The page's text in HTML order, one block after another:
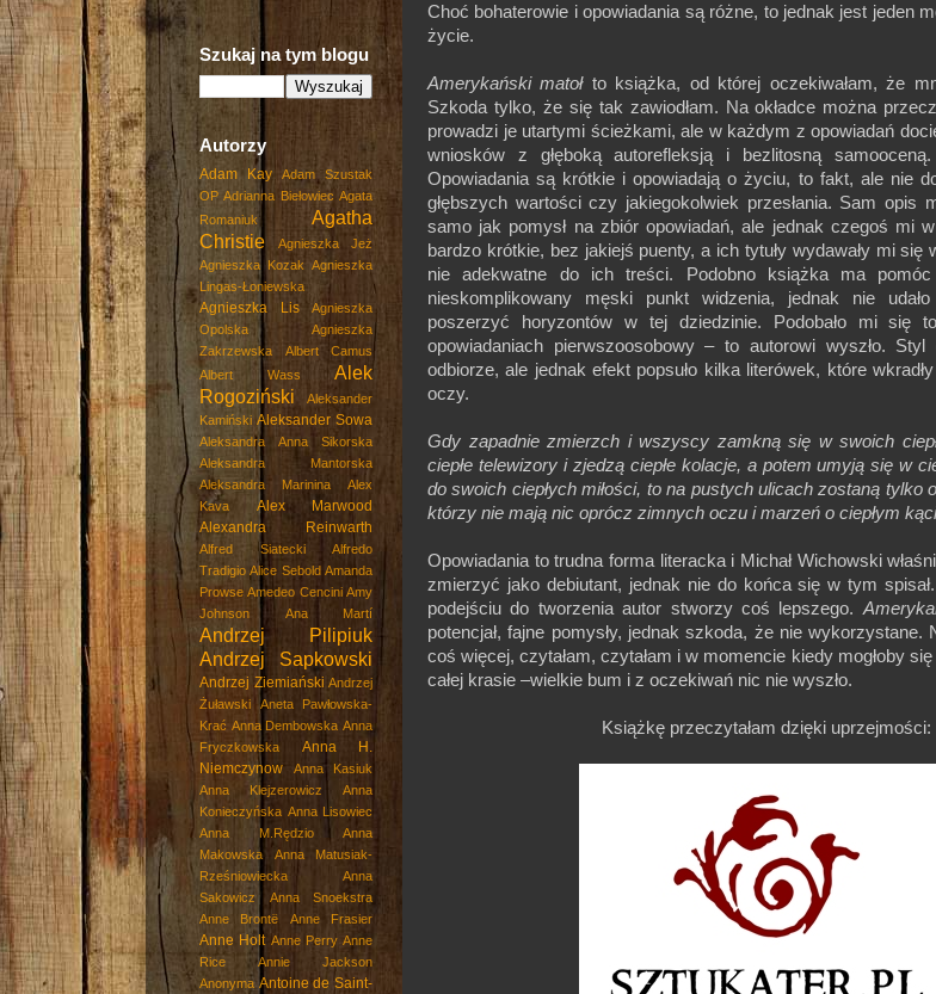
Choć bohaterowie i opowiadania są różne, to jednak jest jeden
życie.
Amerykański matołto książka, od której oczekiwałam, że
Szkoda tylko, że się tak zawiodłam. Na okładce można
prowadzi je utartymi ścieżkami, ale w każdym z opowiadań
wniosków z głęboką autorefleksją i bezlitosną
Opowiadania są krótkie i opowiadają o życiu, to fakt, ale nie
głębszych wartości czy jakiegokolwiek przesłania. Sam opis
samo jak pomysł na zbiór opowiadań, ale jednak czegoś mi w
bardzo krótkie, bez jakiejś puenty, a ich tytuły wydawały mi się
nie adekwatne do ich treści. Podobno książka ma pomóc
nieskomplikowany męski punkt widzenia, jednak nie
poszerzyć horyzontów w tej dziedzinie. Podobało mi się
opowiadaniach pierwszoosobowy – to autorowi wyszło.
odbiorze, ale jednak efekt popsuło kilka literówek, które
oczy.
Gdy zapadnie zmierzch i wszyscy zamkną się w swoich
ciepłe telewizory i zjedzą ciepłe kolacje, a potem umyją się w
do swoich ciepłych miłości, to na pustych ulicach zostaną tylko
którzy nie mają nic oprócz zimnych oczu i marzeń o ciepłym
Opowiadania to trudna forma literacka i Michał Wichowski
zmierzyć jako debiutant, jednak nie do końca się w tym
podejściu do tworzenia autor stworzy coś lepszego.
potencjał, fajne pomysły, jednak szkoda, że nie wykorzystane.
coś więcej, czytałam, czytałam i w momencie kiedy mogłoby
całej krasie –wielkie bum i z oczekiwań nic nie wyszło.
Książkę przeczytałam dzięki uprzejmości:
Szukaj na tym blogu
Autorzy
Adam Kay
Adam Szustak
OP Adrianna Biełowiec Agata
Romaniuk
Agatha
Christie
Agnieszka Jeż
Agnieszka Kozak Agnieszka
Lingas-Łoniewska
Agnieszka Lis
Agnieszka
Opolska
Agnieszka
Zakrzewska
Albert Camus
Albert Wass
Alek
Rogoziński
Aleksander
Kamiński Aleksander Sowa
Aleksandra Anna Sikorska
Aleksandra Mantorska
Aleksandra Marinina
Alex
Kava
Alex Marwood
Alexandra Reinwarth
Alfred Siatecki
Alfredo
Tradigio Alice Sebold Amanda
Prowse Amedeo Cencini Amy
Johnson
Ana Martí
Andrzej Pilipiuk
Andrzej Sapkowski
Andrzej Ziemiański Andrzej
Żuławski
Aneta Pawłowska-
Krać Anna Dembowska Anna
Fryczkowska
Anna H.
Niemczynow
Anna Kasiuk
Anna Klejzerowicz
Anna
Konieczyńska Anna Lisowiec
Anna M.Rędzio
Anna
Makowska
Anna Matusiak-
Rześniowiecka
Anna
Sakowicz
Anna Snoekstra
Anne Brontë
Anne Frasier
Anne Holt Anne Perry Anne
Rice
Annie Jackson
Anonyma Antoine de Saint-